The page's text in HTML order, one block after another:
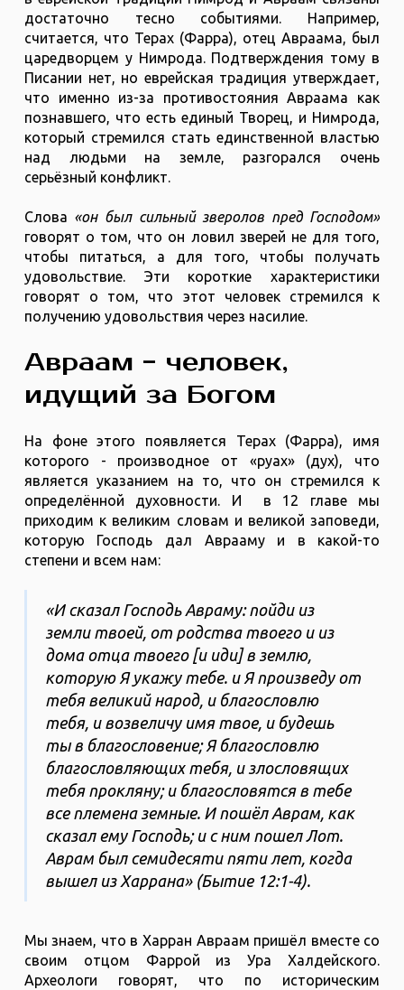
достаточно тесно событиями. Например,
считается, что Терах (Фарра), отец Авраама, был
царедворцем у Нимрода. Подтверждения тому в
Писании нет, но еврейская традиция утверждает,
что именно из-за противостояния Авраама как
познавшего, что есть единый Творец, и Нимрода,
который стремился стать единственной властью
над людьми на земле, разгорался очень
серьёзный конфликт.
Слова «он был сильный зверолов пред Господом»
говорят о том, что он ловил зверей не для того,
чтобы питаться, а для того, чтобы получать
удовольствие. Эти короткие характеристики
говорят о том, что этот человек стремился к
получению удовольствия через насилие.
Авраам - человек,
идущий за Богом
На фоне этого появляется Терах (Фарра), имя
которого - производное от «руах» (дух), что
является указанием на то, что он стремился к
определённой духовности. И в 12 главе мы
приходим к великим словам и великой заповеди,
которую Господь дал Аврааму и в какой-то
степени и всем нам:
«И сказал Господь Авраму: пойди из
земли твоей, от родства твоего и из
дома отца твоего [и иди] в землю,
которую Я укажу тебе. и Я произведу от
тебя великий народ, и благословлю
тебя, и возвеличу имя твое, и будешь
ты в благословение; Я благословлю
благословляющих тебя, и злословящих
тебя прокляну; и благословятся в тебе
все племена земные. И пошёл Аврам, как
сказал ему Господь; и с ним пошел Лот.
Аврам был семидесяти пяти лет, когда
вышел из Харрана» (Бытие 12:1-4).
Мы знаем, что в Харран Авраам пришёл вместе со
своим отцом Фаррой из Ура Халдейского.
Археологи говорят, что по историческим